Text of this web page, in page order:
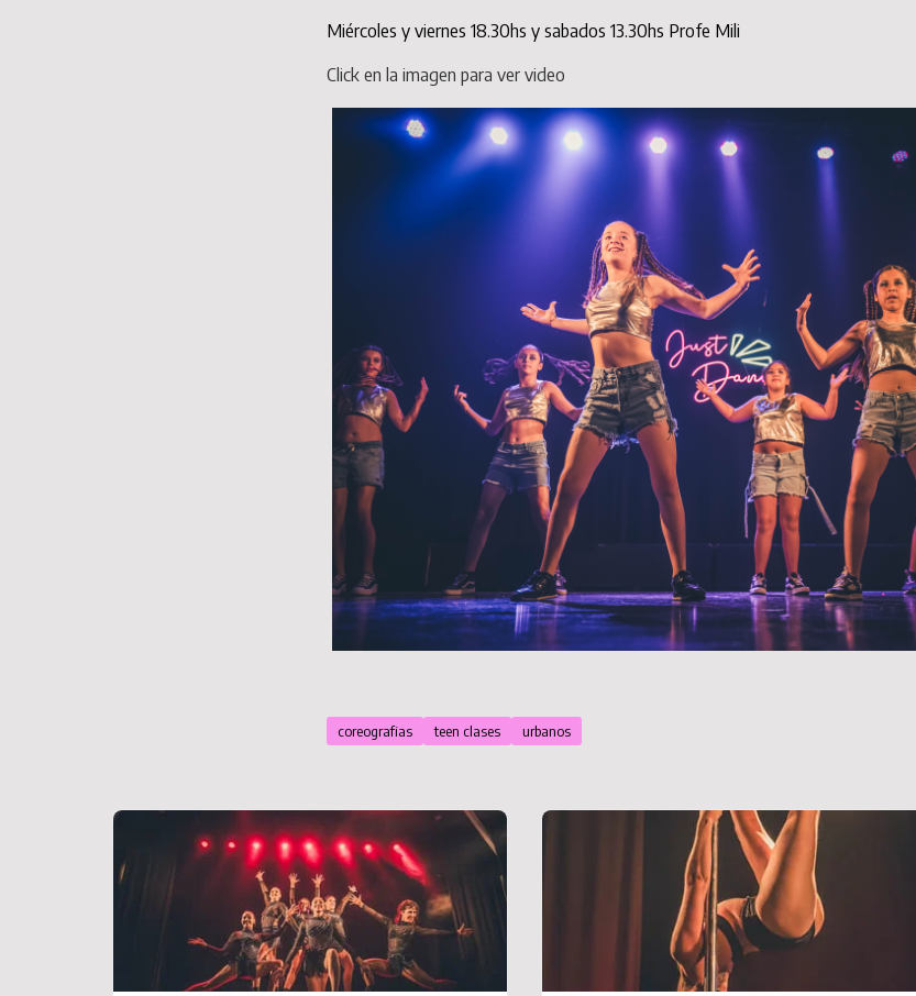
Miércoles y viernes 18.30hs y sabados 13.30hs Profe Mili
Click en la imagen para ver video
coreografias teen clases urbanos